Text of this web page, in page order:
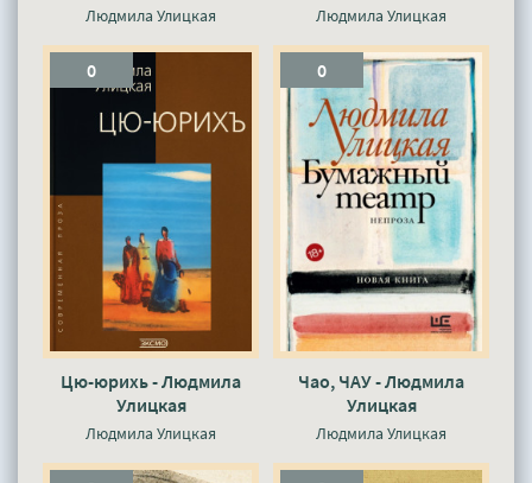
Людмила Улицкая Людмила Улицкая
0
Цю-юрихь - Людмила
Улицкая
Людмила Улицкая
0
Чао, ЧАУ - Людмила
Улицкая
Людмила Улицкая